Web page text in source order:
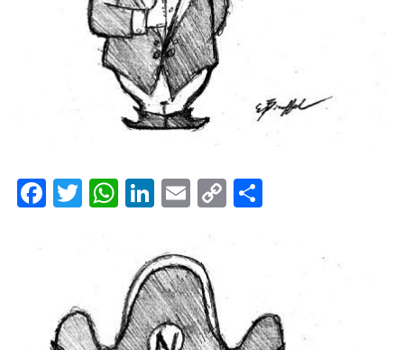
Facebook
Twitter
WhatsApp
LinkedIn
Email
Copy